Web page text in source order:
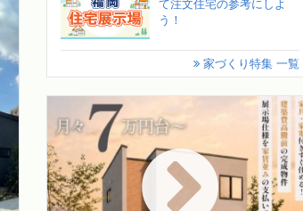
て注文住宅の参考にしよ
う！
家づくり特集 一覧